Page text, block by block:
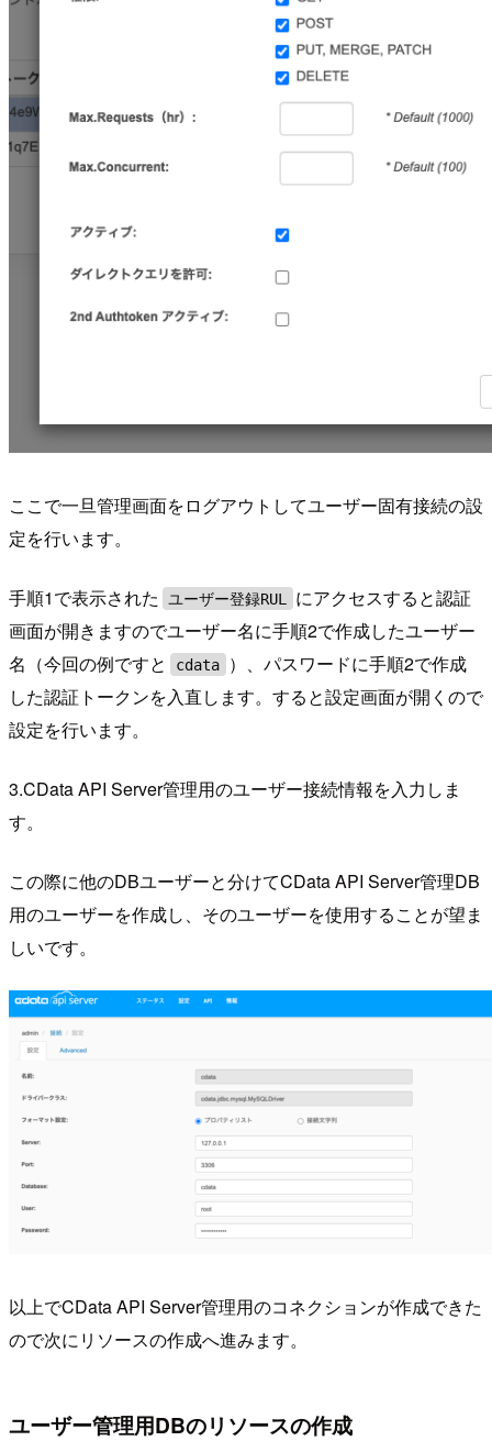
ここで一旦管理画面をログアウトしてユーザー固有接続の設
定を行います。
手順1で表示された ユーザー登録RUL
にアクセスすると認証
画面が開きますのでユーザー名に手順2で作成したユーザー
名（今回の例ですと
cdata
）、パスワードに手順2で作成
した認証トークンを入直します。すると設定画面が開くので
設定を行います。
3.CData API Server管理用のユーザー接続情報を入力しま
す。
この際に他のDBユーザーと分けてCData API Server管理DB
用のユーザーを作成し、そのユーザーを使用することが望ま
しいです。
以上でCData API Server管理用のコネクションが作成できた
ので次にリソースの作成へ進みます。
ユーザー管理用DBのリソースの作成